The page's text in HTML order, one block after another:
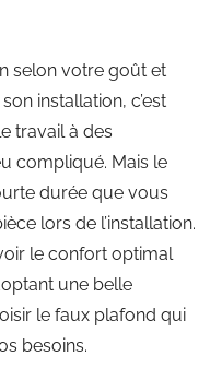
selon votre goût et
installation, c’est
travail à des
compliqué. Mais le
durée que vous
lors de l’installation.
le confort optimal
une belle
le faux plafond qui
besoins.